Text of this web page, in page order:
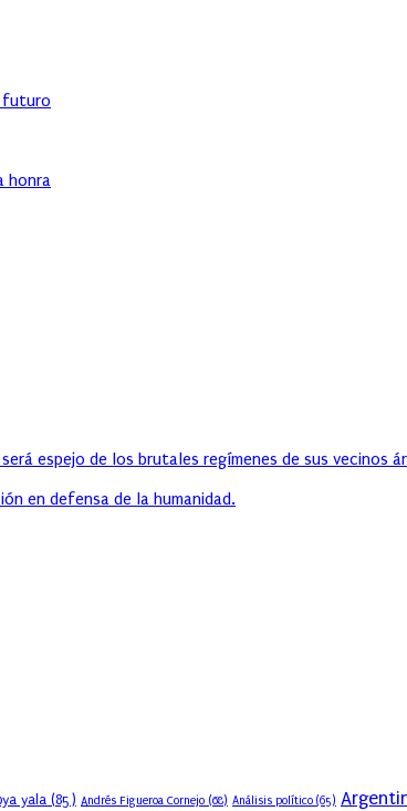
futuro
honra
espejo de los brutales regímenes de sus vecinos
en defensa de la humanidad.
yala (85) Andrés Figueroa Cornejo (68) Análisis político (65)